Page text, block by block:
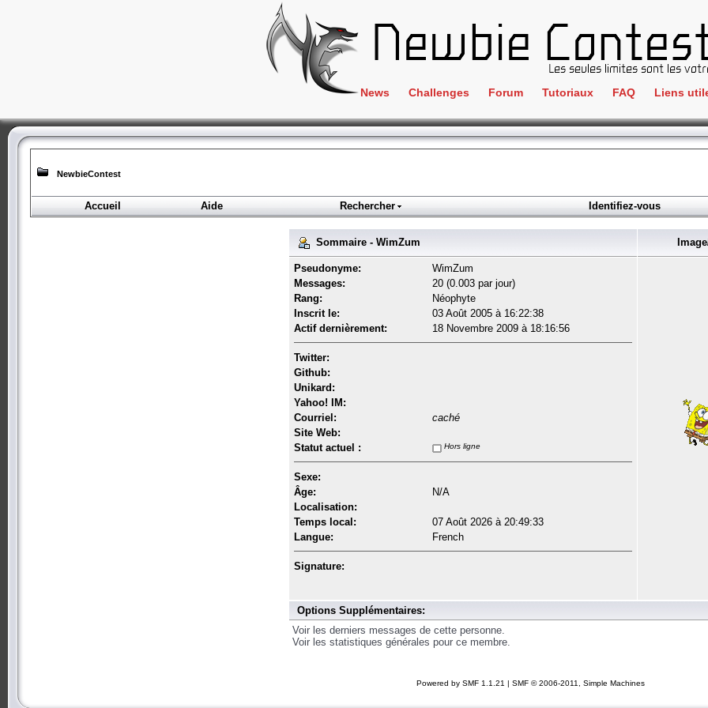
News Challenges
Crackme
ClientSide
Forensics
Programmation
Stéganographie
Wargame
Forum Tutoriaux FAQ Liens
IRC
NewbieContest
Accueil
Aide Rechercher Identifiez-vous
Sommaire - WimZum
Pseudonyme:
WimZum
Messages:
20 (0.003 par jour)
Rang:
Néophyte
Inscrit le:
03 Août 2005 à 16:22:38
Actif dernièrement:
18 Novembre 2009 à 18:16:56
Twitter:
Github:
Unikard:
Yahoo! IM:
Courriel:
caché
Site Web:
Statut actuel :
Hors ligne
Sexe:
Âge:
N/A
Localisation:
Temps local:
07 Août 2026 à 20:49:33
Langue:
French
Signature:
Options Supplémentaires:
Voir les derniers messages de cette personne.
Voir les statistiques générales pour ce membre.
Powered by SMF 1.1.21 | SMF © 2006-2011, Simple Machines